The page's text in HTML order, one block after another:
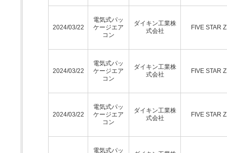
2024/03/22
電気式パッ
ケージエア
コン
ダイキン工業株
式会社
FIVE STAR
2024/03/22
電気式パッ
ケージエア
コン
ダイキン工業株
式会社
FIVE STAR
2024/03/22
電気式パッ
ケージエア
コン
ダイキン工業株
式会社
FIVE STAR
電気式パッ